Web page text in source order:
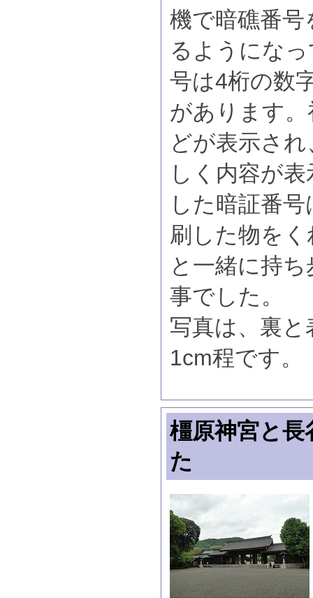
機で暗礁番
るようにな
号は4桁の数
があります
どが表示さ
しく内容が
した暗証番
刷した物を
と一緒に持
事でした。
写真は、裏
1cm程です。
橿原神宮と
た